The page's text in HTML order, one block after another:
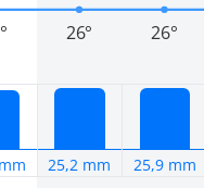
26°
25,2 mm
26°
25,9 mm